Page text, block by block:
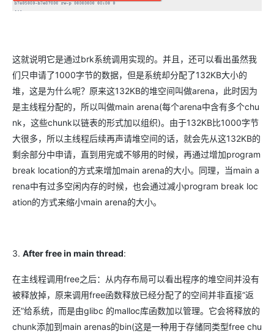
这就说明它是通过brk系统调用实现的。并且，还可以看出虽然我
们只申请了1000字节的数据，但是系统却分配了132KB大小的
堆，这是为什么呢？原来这132KB的堆空间叫做arena，此时因为
是主线程分配的，所以叫做main arena(每个arena中含有多个chu
nk，这些chunk以链表的形式加以组织)。由于132KB比1000字节
大很多，所以主线程后续再声请堆空间的话，就会先从这132KB的
剩余部分中申请，直到用完或不够用的时候，再通过增加program
break location的方式来增加main arena的大小。同理，当main a
rena中有过多空闲内存的时候，也会通过减小program break loc
ation的方式来缩小main arena的大小。
3. After free in main thread:
在主线程调用free之后：从内存布局可以看出程序的堆空间并没有
被释放掉，原来调用free函数释放已经分配了的空间并非直接“返
还”给系统，而是由glibc 的malloc库函数加以管理。它会将释放的
chunk添加到main arenas的bin(这是一种用于存储同类型free chu